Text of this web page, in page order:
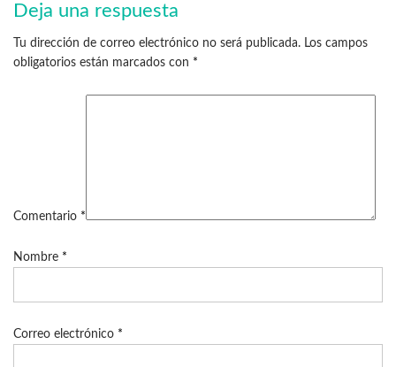
Deja una respuesta
Tu dirección de correo electrónico no será publicada. Los campos
obligatorios están marcados con *
Comentario *
Nombre *
Correo electrónico *